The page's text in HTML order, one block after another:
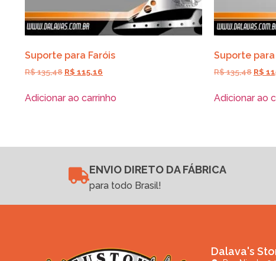
Suporte para Faróis
R$135,48 R$ 115,16
Adicionar ao carrinho
Suporte para
R$135,48 R$
Adicionar ao
ENVIO DIRETO DA FÁBRICA
para todo Brasil!
Dalava's